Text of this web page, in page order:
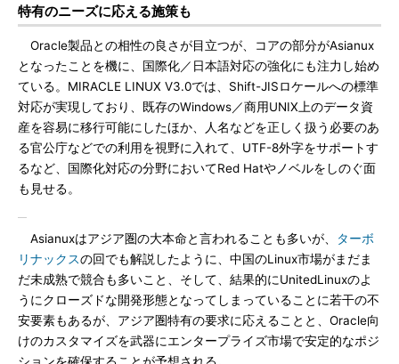
特有のニーズに応える施策も
Oracle製品との相性の良さが目立つが、コアの部分がAsianux
となったことを機に、国際化／日本語対応の強化にも注力し始め
ている。MIRACLE LINUX V3.0では、Shift-JISロケールへの標準
対応が実現しており、既存のWindows／商用UNIX上のデータ資
産を容易に移行可能にしたほか、人名などを正しく扱う必要のあ
る官公庁などでの利用を視野に入れて、UTF-8外字をサポートす
るなど、国際化対応の分野においてRed Hatやノベルをしのぐ面
も見せる。
Asianuxはアジア圏の大本命と言われることも多いが、
ターボ
リナックスの回でも解説したように、中国のLinux市場がまだま
だ未成熟で競合も多いこと、そして、結果的にUnitedLinuxのよ
うにクローズドな開発形態となってしまっていることに若干の不
安要素もあるが、アジア圏特有の要求に応えることと、Oracle向
けのカスタマイズを武器にエンタープライズ市場で安定的なポジ